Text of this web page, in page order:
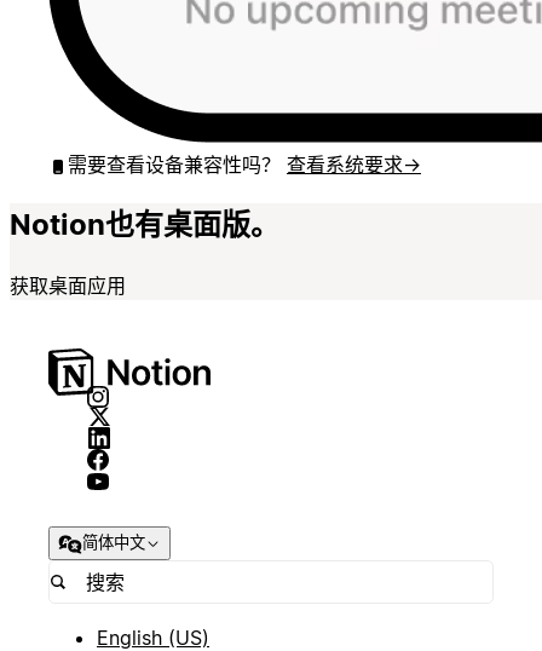
需要查看设备兼容性吗？ 查看系统要求→
Notion也有桌面版。
获取桌面应用
简体中文
English (US)